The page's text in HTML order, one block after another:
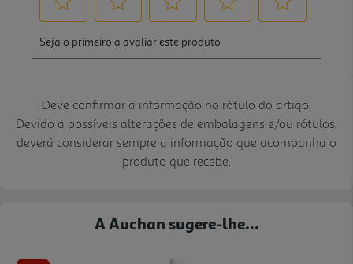
Deve confirmar a informação no rótulo do artigo.
Devido a possíveis alterações de embalagens e/ou rótulos,
deverá considerar sempre a informação que acompanha o
produto que recebe.
A Auchan sugere-lhe...